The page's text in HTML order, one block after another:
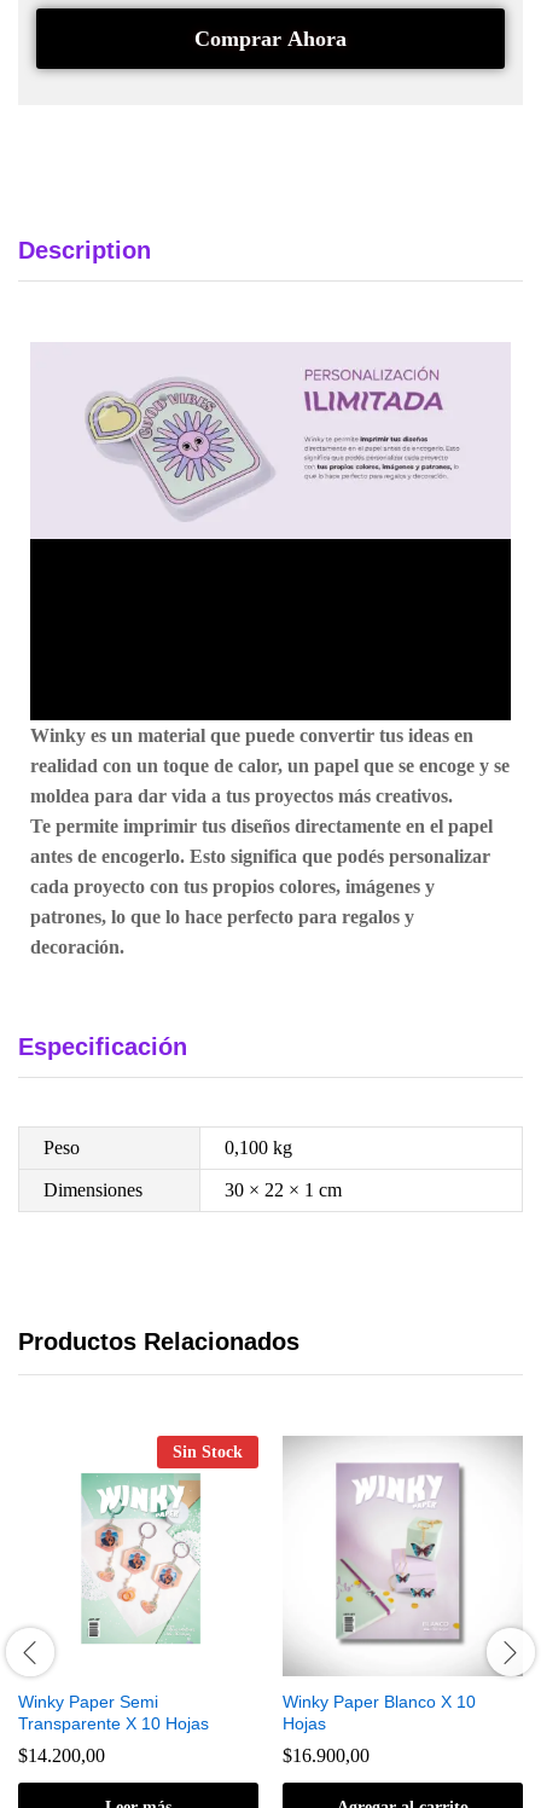
Comprar Ahora
Description
Winky es un material que puede convertir tus ideas en
realidad con un toque de calor, un papel que se encoge y se
moldea para dar vida a tus proyectos más creativos.
Te permite imprimir tus diseños directamente en el papel
antes de encogerlo. Esto significa que podés personalizar
cada proyecto con tus propios colores, imágenes y
patrones, lo que lo hace perfecto para regalos y
decoración.
Especificación
Peso 0,100 kg
Dimensiones 30 × 22 × 1 cm
Productos Relacionados
Sin Stock
Winky Paper Semi
Transparente X 10 Hojas
$14.200,00
Winky Paper Blanco X 10
Hojas
$16.900,00